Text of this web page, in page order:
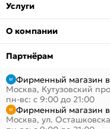
Услуги
О компании
Партнёрам
Фирменный магазин
Москва, Кутузовский
пн-вс: с 9:00 до 21:00
Фирменный магазин
Москва, ул.